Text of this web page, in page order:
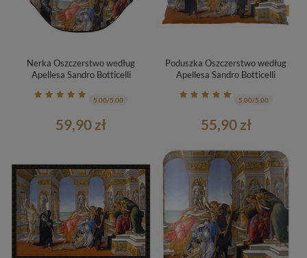
Nerka Oszczerstwo według
Apellesa Sandro Botticelli
5.00/5.00
59,90 zł
Poduszka Oszczerstwo według
Apellesa Sandro Botticelli
5.00/5.00
55,90 zł